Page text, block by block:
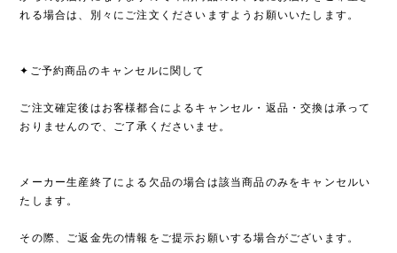
れる場合は、別々にご注文くださいますようお願いいたします。
✦ご予約商品のキャンセルに関して
ご注文確定後はお客様都合によるキャンセル・返品・交換は承って
おりませんので、ご了承くださいませ。
メーカー生産終了による欠品の場合は該当商品のみをキャンセルい
たします。
その際、ご返金先の情報をご提示お願いする場合がございます。